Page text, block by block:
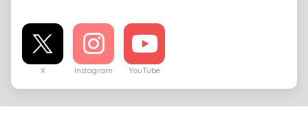
X Instagram YouTube